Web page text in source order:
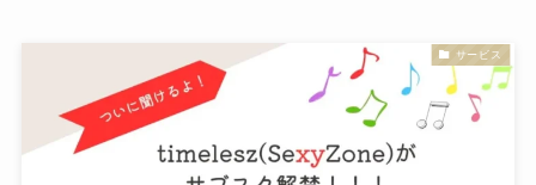
サービス